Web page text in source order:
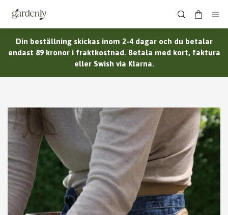
Din beställning skickas inom 2-4 dagar och du betalar
endast 89 kronor i fraktkostnad. Betala med kort, faktura
eller Swish via Klarna.